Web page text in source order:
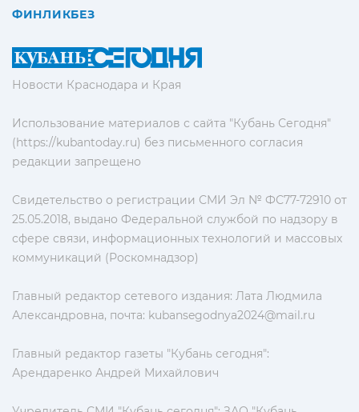
Новости Краснодара и Края
Использование материалов с сайта "Кубань Сегодня"
(https://kubantoday.ru) без письменного согласия
редакции запрещено
Свидетельство о регистрации СМИ Эл № ФС77-72910 от
25.05.2018, выдано Федеральной службой по надзору в
сфере связи, информационных технологий и массовых
коммуникаций (Роскомнадзор)
Главный редактор сетевого издания: Лата Людмила
Александровна, почта: kubansegodnya2024@mail.ru
Главный редактор газеты "Кубань сегодня":
Арендаренко Андрей Михайлович
ФИНЛИКБЕЗ